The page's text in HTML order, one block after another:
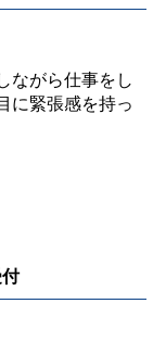
ながら仕事をし
に緊張感を持っ